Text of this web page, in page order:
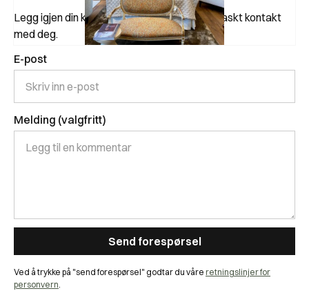
Legg igjen din kontaktinformasjon, så tar vi raskt kontakt
med deg.
E-post
Melding (valgfritt)
Ved å trykke på "send forespørsel" godtar du våre retningslinjer for
personvern.